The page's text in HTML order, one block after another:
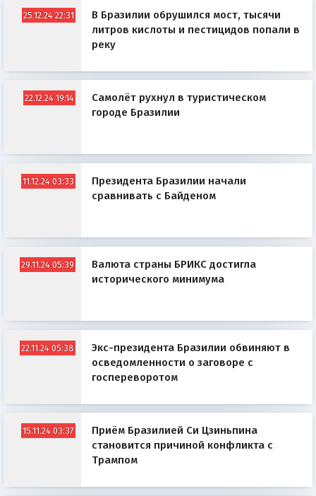
25.12.24 22:31
В Бразилии обрушился мост, тысячи
литров кислоты и пестицидов попали в
реку
22.12.24 19:14
Самолёт рухнул в туристическом
городе Бразилии
11.12.24 03:33
Президента Бразилии начали
сравнивать с Байденом
29.11.24 05:39
Валюта страны БРИКС достигла
исторического минимума
22.11.24 05:38
Экс-президента Бразилии обвиняют в
осведомленности о заговоре с
госпереворотом
15.11.24 03:37
Приём Бразилией Си Цзиньпина
становится причиной конфликта с
Трампом